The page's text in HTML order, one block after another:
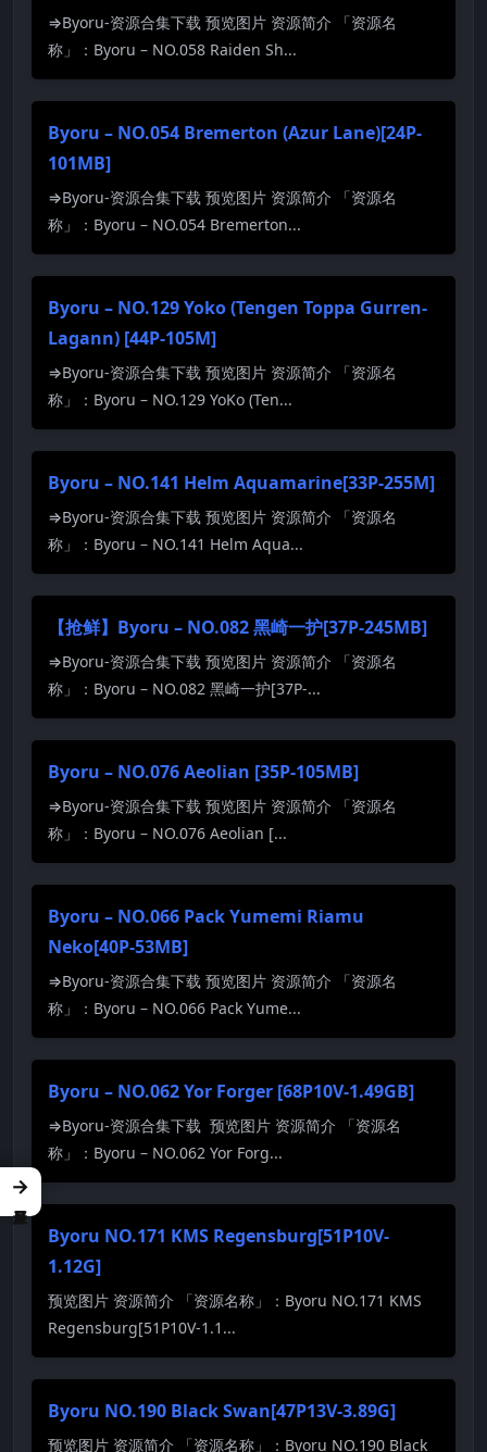
⇒Byoru-资源合集下载 预览图片 资源简介 「资源名
称」：Byoru – NO.058 Raiden Sh...
Byoru – NO.054 Bremerton (Azur Lane)[24P-
101MB]
⇒Byoru-资源合集下载 预览图片 资源简介 「资源名
称」：Byoru – NO.054 Bremerton...
Byoru – NO.129 Yoko (Tengen Toppa Gurren-
Lagann) [44P-105M]
⇒Byoru-资源合集下载 预览图片 资源简介 「资源名
称」：Byoru – NO.129 YoKo (Ten...
Byoru – NO.141 Helm Aquamarine[33P-255M]
⇒Byoru-资源合集下载 预览图片 资源简介 「资源名
称」：Byoru – NO.141 Helm Aqua...
【抢鲜】Byoru – NO.082 黑崎一护[37P-245MB]
⇒Byoru-资源合集下载 预览图片 资源简介 「资源名
称」：Byoru – NO.082 黑崎一护[37P-...
Byoru – NO.076 Aeolian [35P-105MB]
⇒Byoru-资源合集下载 预览图片 资源简介 「资源名
称」：Byoru – NO.076 Aeolian [...
Byoru – NO.066 Pack Yumemi Riamu
Neko[40P-53MB]
⇒Byoru-资源合集下载 预览图片 资源简介 「资源名
称」：Byoru – NO.066 Pack Yume...
Byoru – NO.062 Yor Forger [68P10V-1.49GB]
⇒Byoru-资源合集下载 预览图片 资源简介 「资源名
称」：Byoru – NO.062 Yor Forg...
Byoru NO.171 KMS Regensburg[51P10V-
1.12G]
预览图片 资源简介 「资源名称」：Byoru NO.171 KMS
Regensburg[51P10V-1.1...
Byoru NO.190 Black Swan[47P13V-3.89G]
预览图片 资源简介 「资源名称」：Byoru NO.190 Black
→